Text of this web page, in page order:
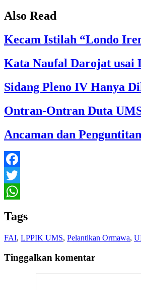
Also Read
Kecam Istilah “Londo
Kata Naufal Darojat usai
Sidang Pleno IV Hanya
Ontran-Ontran Duta
Ancaman dan
Facebook
Twitter
Tags
FAI, LPPIK UMS, Pelantikan Ormawa,
Tinggalkan komentar